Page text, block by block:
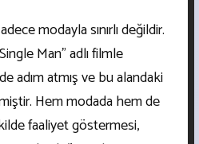
modayla sınırlı değildir.
Man" adlı filmle
adım atmış ve bu alandaki
Hem modada hem de
faaliyet göstermesi,